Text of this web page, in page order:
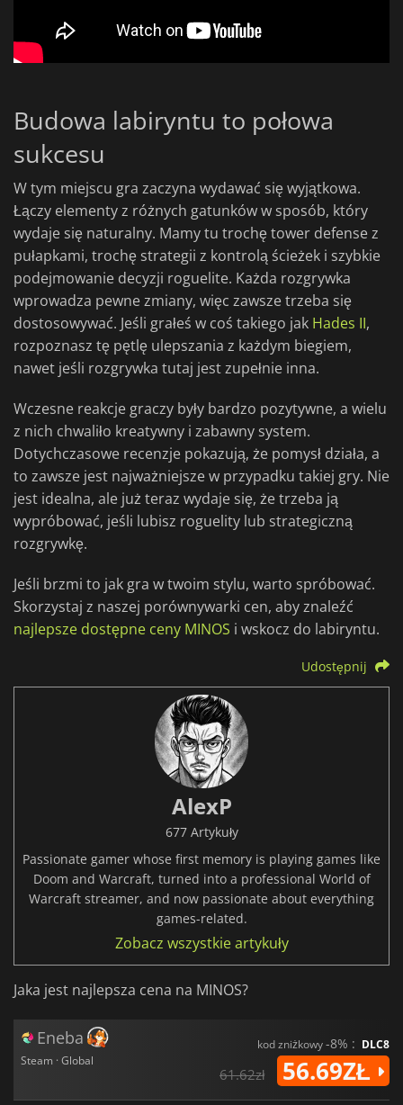
Budowa labiryntu to połowa
sukcesu
W tym miejscu gra zaczyna wydawać się wyjątkowa.
Łączy elementy z różnych gatunków w sposób, który
wydaje się naturalny. Mamy tu trochę tower defense z
pułapkami, trochę strategii z kontrolą ścieżek i szybkie
podejmowanie decyzji roguelite. Każda rozgrywka
wprowadza pewne zmiany, więc zawsze trzeba się
dostosowywać. Jeśli grałeś w coś takiego jak Hades II,
rozpoznasz tę pętlę ulepszania z każdym biegiem,
nawet jeśli rozgrywka tutaj jest zupełnie inna.
Wczesne reakcje graczy były bardzo pozytywne, a wielu
z nich chwaliło kreatywny i zabawny system.
Dotychczasowe recenzje pokazują, że pomysł działa, a
to zawsze jest najważniejsze w przypadku takiej gry. Nie
jest idealna, ale już teraz wydaje się, że trzeba ją
wypróbować, jeśli lubisz roguelity lub strategiczną
rozgrywkę.
Jeśli brzmi to jak gra w twoim stylu, warto spróbować.
Skorzystaj z naszej porównywarki cen, aby znaleźć
najlepsze dostępne ceny MINOS i wskocz do labiryntu.
Udostępnij
AlexP
677 Artykuły
Passionate gamer whose first memory is playing games like
Doom and Warcraft, turned into a professional World of
Warcraft streamer, and now passionate about everything
games-related.
Zobacz wszystkie artykuły
Jaka jest najlepsza cena na MINOS?
Eneba
Steam · Global
kod zniżkowy-8% : DLC8
61.62zł 56.69ZŁ